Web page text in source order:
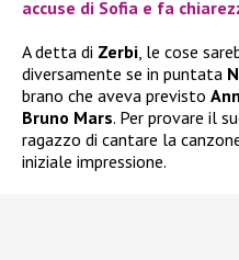
accuse di Sofia e fa
A detta di Zerbi, le cose
diversamente se in puntata
brano che aveva previsto
Bruno Mars. Per provare il
ragazzo di cantare la
iniziale impressione.